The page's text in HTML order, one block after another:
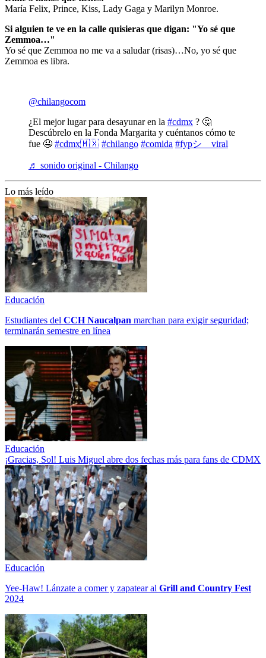
María Felix, Prince, Kiss, Lady Gaga y Marilyn Monroe.
Si alguien te ve en la calle quisieras que digan: "Yo sé que
Zemmoa…"
Yo sé que Zemmoa no me va a saludar (risas)…No, yo sé que
Zemmoa es libra.
@chilangocom
¿El mejor lugar para desayunar en la #cdmx ? 🤔
Descúbrelo en la Fonda Margarita y cuéntanos cómo te
fue 🤤 #cdmx🇲🇽 #chilango #comida #fypシ゚viral
♬ sonido original - Chilango
Lo más leído
Educación
Estudiantes del CCH Naucalpan marchan para exigir seguridad;
terminarán semestre en línea
Educación
¡Gracias, Sol! Luis Miguel abre dos fechas más para fans de CDMX
Educación
Yee-Haw! Lánzate a comer y zapatear al Grill and Country Fest
2024